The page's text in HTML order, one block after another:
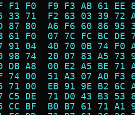
F1 F0  F9 F3 AB 61
33 71  F2 63 03 39
87 80  A6 F6 60 86
61 F0  07 7C FC BC
91 04  40 70 0B 74
98 74  20 07 83 A5
DB A8  00 E2 A5 BE
74 00  51 A3 07 A0
71 00  EB 91 9E B2
C5 DE  71 D0 43 B3
CC BF  B0 B7 61 71